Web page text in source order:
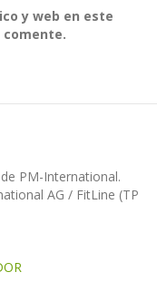
y web en este
comente.
PM-International.
AG / FitLine (TP